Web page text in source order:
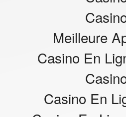
Meilleure
Casino En
Casino En